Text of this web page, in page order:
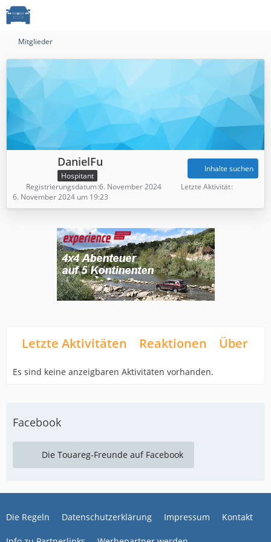
Mitglieder
DanielFu
Hospitant
Inhalte suchen
Registrierungsdatum 6. November 2024
Letzte Aktivität
6. November 2024 um 19:23
Letzte Aktivitäten Reaktionen Über
Es sind keine anzeigbaren Aktivitäten vorhanden.
Facebook
Die Touareg-Freunde auf Facebook
Die Regeln Datenschutzerklärung Impressum Kontakt